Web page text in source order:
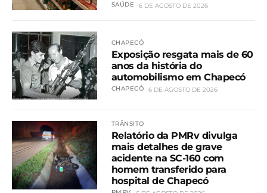
SAÚDE 6 DE AGOSTO DE 2026
CHAPECÓ
Exposição resgata mais de 60
anos da história do
automobilismo em Chapecó
CHAPECÓ 6 DE AGOSTO DE 2026
TRÂNSITO
Relatório da PMRv divulga
mais detalhes de grave
acidente na SC-160 com
homem transferido para
hospital de Chapecó